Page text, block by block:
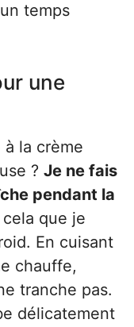
temps
une
la crème
? Je ne fais
pendant la
cela que je
En cuisant
chauffe,
tranche pas.
délicatement